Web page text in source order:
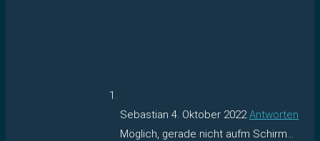
Sebastian 4. Oktober 2022 Antworten
Möglich, gerade nicht aufm Schirm…